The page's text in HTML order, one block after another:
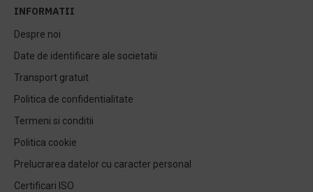
INFORMATII
Despre noi
Date de identificare ale societatii
Transport gratuit
Politica de confidentialitate
Termeni si conditii
Politica cookie
Prelucrarea datelor cu caracter personal
Certificari ISO